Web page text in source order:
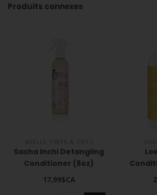
Produits connexes
MIELLE TINYS & TOTS
Sacha Inchi Detangling
Conditioner (8oz)
17,99$CA